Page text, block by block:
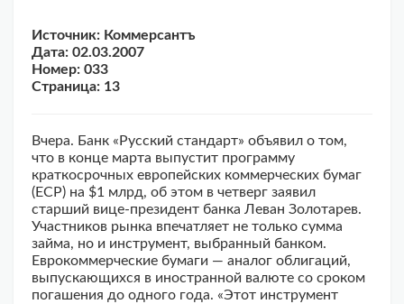
Источник: Коммерсантъ
Дата: 02.03.2007
Номер: 033
Страница: 13
Вчера. Банк «Русский стандарт» объявил о том,
что в конце марта выпустит программу
краткосрочных европейских коммерческих бумаг
(ЕСР) на $1 млрд, об этом в четверг заявил
старший вице-президент банка Леван Золотарев.
Участников рынка впечатляет не только сумма
займа, но и инструмент, выбранный банком.
Еврокоммерческие бумаги — аналог облигаций,
выпускающихся в иностранной валюте со сроком
погашения до одного года. «Этот инструмент